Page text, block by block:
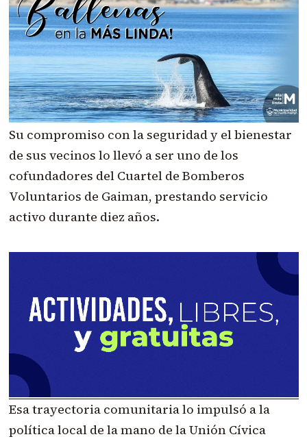
Su compromiso con la seguridad y el bienestar
de sus vecinos lo llevó a ser uno de los
cofundadores del Cuartel de Bomberos
Voluntarios de Gaiman, prestando servicio
activo durante diez años.
Esa trayectoria comunitaria lo impulsó a la
política local de la mano de la Unión Cívica